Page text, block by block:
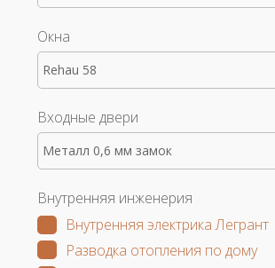
Окна
Rehau 58
Входные двери
Металл 0,6 мм замок
Внутренняя инженерия
Внутренняя электрика Легрант
Разводка отопления по дому